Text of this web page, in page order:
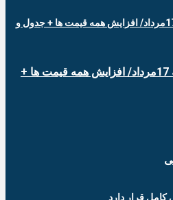
قیمت طلا و سکه امروز شنبه 17مرداد/ افزایش همه قیمت ها +